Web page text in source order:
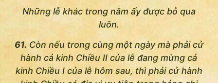
Những lễ khác trong năm ấy được bỏ qua
luôn.
61. Còn nếu trong cùng một ngày mà phải cử
hành cả kinh Chiều II của lễ đang mừng cả
kinh Chiều I của lễ hôm sau, thì phải cử hành